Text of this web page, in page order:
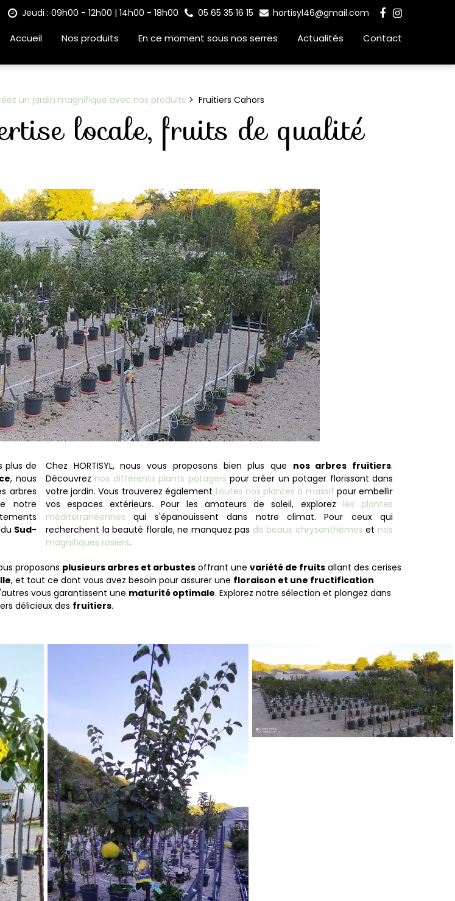
Jeudi : 09h00 - 12h00 | 14h00 - 18h00 05 65 35 16 15 hortisyl46@gmail.com
Accueil Nos produits En ce moment sous nos serres Actualités Contact
un jardin magnifique avec nos produits Fruitiers Cahors
locale, fruits de qualité
plus de
, nous
arbres
notre
Sud-
Chez HORTISYL, nous vous proposons bien plus que nos arbres fruitiers.
Découvrez nos différents plants potagers pour créer un potager florissant dans
votre jardin. Vous trouverez également toutes nos plantes à massif pour embellir
vos espaces extérieurs. Pour les amateurs de soleil, explorez les plantes
méditerranéennes qui s'épanouissent dans notre climat. Pour ceux qui
recherchent la beauté florale, ne manquez pas de beaux chrysanthèmes et nos
magnifiques rosiers.
proposons plusieurs arbres et arbustes offrant une variété de fruits allant des cerises
, et tout ce dont vous avez besoin pour assurer une floraison et une fructification
vous garantissent une maturité optimale. Explorez notre sélection et plongez dans
délicieux des fruitiers.